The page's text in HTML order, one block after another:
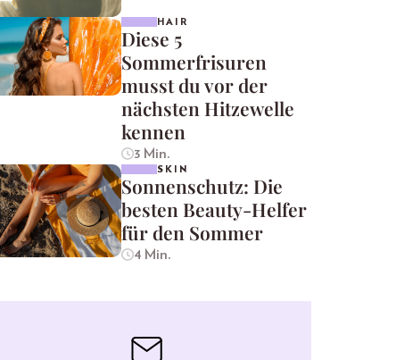
HAIR
Diese 5
Sommerfrisuren
musst du vor der
nächsten Hitzewelle
kennen
3 Min.
SKIN
Sonnenschutz: Die
besten Beauty-Helfer
für den Sommer
4 Min.